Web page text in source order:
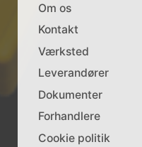
Om os
Kontakt
Værksted
Leverandører
Dokumenter
Forhandlere
Cookie politik